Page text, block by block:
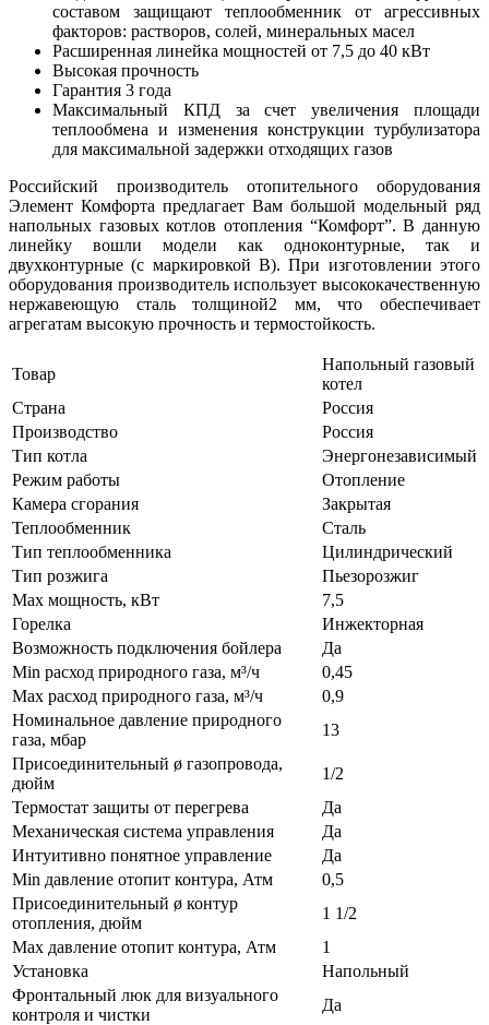
составом защищают теплообменник от агрессивных
факторов: растворов, солей, минеральных масел
Расширенная линейка мощностей от 7,5 до 40 кВт
Высокая прочность
Гарантия 3 года
Максимальный КПД за счет увеличения площади
теплообмена и изменения конструкции турбулизатора
для максимальной задержки отходящих газов
Российский производитель отопительного оборудования
Элемент Комфорта предлагает Вам большой модельный ряд
напольных газовых котлов отопления “Комфорт”. В данную
линейку вошли модели как одноконтурные, так и
двухконтурные (с маркировкой В). При изготовлении этого
оборудования производитель использует высококачественную
нержавеющую сталь толщиной2 мм, что обеспечивает
агрегатам высокую прочность и термостойкость.
Товар
Напольный газовый
котел
Страна
Россия
Производство
Россия
Тип котла
Энергонезависимый
Режим работы
Отопление
Камера сгорания
Закрытая
Теплообменник
Сталь
Тип теплообменника
Цилиндрический
Тип розжига
Пьезорозжиг
Max мощность, кВт
7,5
Горелка
Инжекторная
Возможность подключения бойлера
Да
Min расход природного газа, м³/ч
0,45
Max расход природного газа, м³/ч
0,9
Номинальное давление природного
газа, мбар
13
Присоединительный ø газопровода,
дюйм
1/2
Термостат защиты от перегрева
Да
Механическая система управления
Да
Интуитивно понятное управление
Да
Min давление отопит контура, Атм
0,5
Присоединительный ø контур
отопления, дюйм
1 1/2
Max давление отопит контура, Атм
1
Установка
Напольный
Фронтальный люк для визуального
контроля и чистки
Да